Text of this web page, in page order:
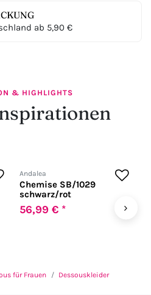
ab 5,90 €
& HIGHLIGHTS
Andalea
Chemise SB/1029
schwarz/rot
56,99 € * ›
für Frauen Dessouskleider